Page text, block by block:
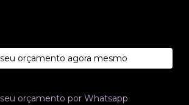
orçamento agora mesmo
seu orçamento por Whatsapp